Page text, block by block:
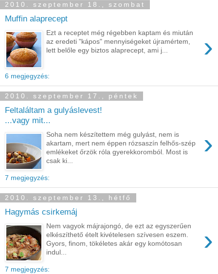
2010. szeptember 18., szombat
Muffin alaprecept
›
Ezt a receptet még régebben kaptam és miután
az eredeti "kápos" mennyiségeket újramértem,
lett belőle egy biztos alaprecept, ami j...
6 megjegyzés:
2010. szeptember 17., péntek
Feltaláltam a gulyáslevest!
...vagy mit...
›
Soha nem készítettem még gulyást, nem is
akartam, mert nem éppen rózsaszín felhős-szép
emlékeket őrzök róla gyerekkoromból. Most is
csak ki...
7 megjegyzés:
2010. szeptember 13., hétfő
Hagymás csirkemáj
›
Nem vagyok májrajongó, de ezt az egyszerűen
elkészíthető ételt kivételesen szívesen eszem.
Gyors, finom, tökéletes akár egy komótosan
indul...
7 megjegyzés: